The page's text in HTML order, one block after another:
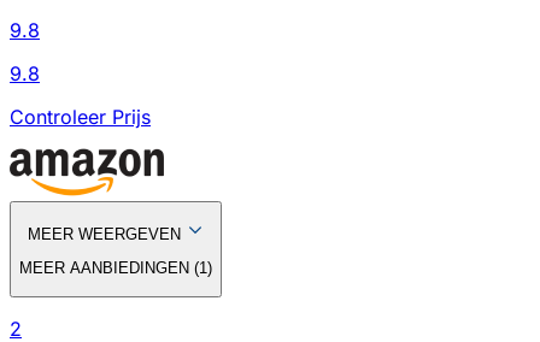
9.8
9.8
Controleer Prijs
MEER WEERGEVEN
MEER AANBIEDINGEN (1)
2